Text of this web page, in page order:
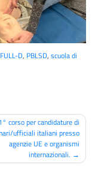
FULL-D, PBLSD, scuola di
corso per candidature di
ufficiali italiani presso
agenzie UE e organismi
internazionali.